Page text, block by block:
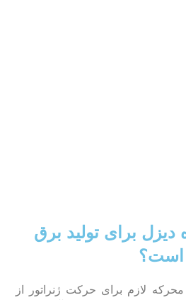
دیزل برای تولید برق
است؟
محرکه لازم برای حرکت ژنراتور از